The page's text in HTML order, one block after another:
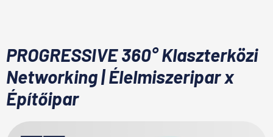
PROGRESSIVE 360° Klaszterközi
Networking | Élelmiszeripar x
Építőipar